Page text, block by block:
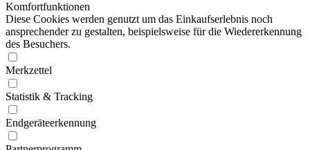
Komfortfunktionen
Diese Cookies werden genutzt um das Einkaufserlebnis noch
ansprechender zu gestalten, beispielsweise für die Wiedererkennung
des Besuchers.
Merkzettel
Statistik & Tracking
Endgeräteerkennung